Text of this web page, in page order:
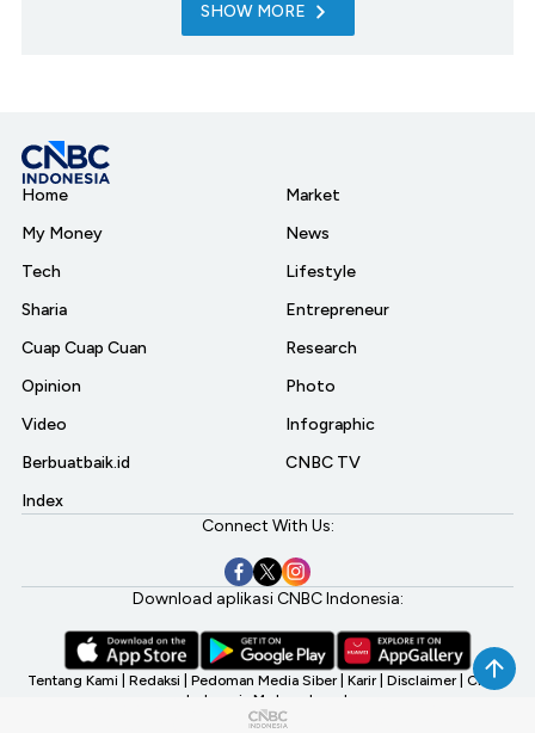
SHOW MORE
Home
My Money
Tech
Sharia
Cuap Cuap Cuan
Opinion
Video
Berbuatbaik.id
Index
Market
News
Lifestyle
Entrepreneur
Research
Photo
Infographic
CNBC TV
Connect With Us:
Download aplikasi CNBC Indonesia:
Tentang Kami Redaksi Pedoman Media Siber Karir Disclaimer CNBC
Indonesia My Investment
©2026 CNBC Indonesia, A Transmedia Company